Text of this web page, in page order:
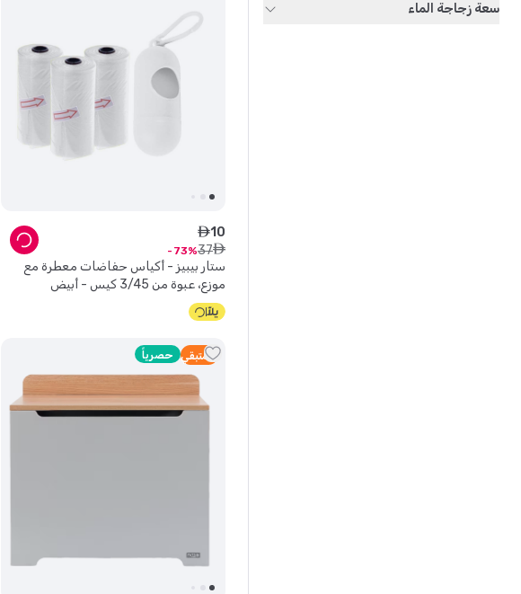
سعة زجاجة الماء
ستار بيبيز - أكياس حفاضات معطرة مع
موزع، عبوة من 3/45 كيس - أبيض
ê10
ê
37
73
2 متبقي حصرياً